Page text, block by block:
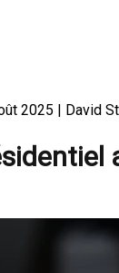
2025 | David